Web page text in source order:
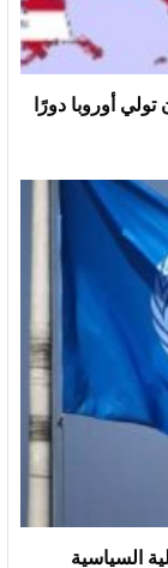
تولي أوروبا دورًا
السياسية